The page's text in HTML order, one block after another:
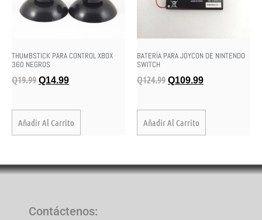
THUMBSTICK PARA CONTROL XBOX
360 NEGROS
Q19.99 Q14.99
Añadir Al Carrito
BATERÍA PARA JOYCON DE NINTENDO
SWITCH
Q124.99 Q109.99
Añadir Al Carrito
Contáctenos: